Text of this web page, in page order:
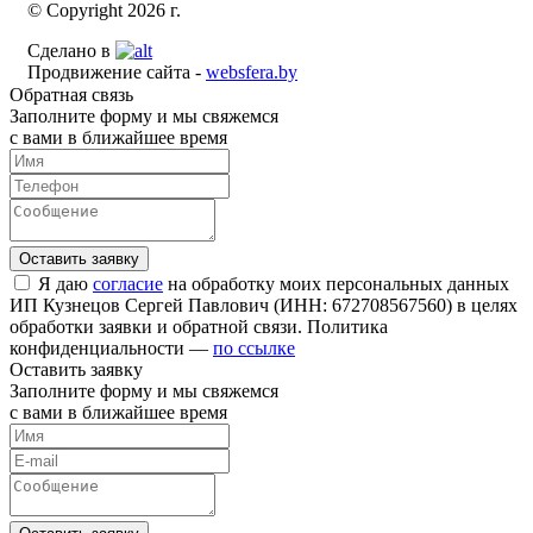
© Copyright 2026 г.
Сделано в
Продвижение сайта - websfera.by
Обратная связь
Заполните форму и мы свяжемся
с вами в ближайшее время
Я даю согласие на обработку моих персональных данных
ИП Кузнецов Сергей Павлович (ИНН: 672708567560) в целях
обработки заявки и обратной связи. Политика
конфиденциальности — по ссылке
Оставить заявку
Заполните форму и мы свяжемся
с вами в ближайшее время